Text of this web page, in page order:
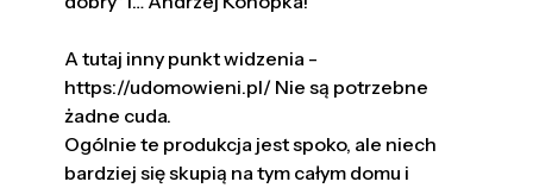
A tutaj inny punkt widzenia -
https://udomowieni.pl/ Nie są potrzebne
żadne cuda.
Ogólnie te produkcja jest spoko, ale niech
bardziej się skupią na tym całym domu i